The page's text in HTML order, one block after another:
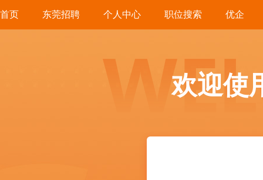
首页 东莞招聘 个人中心 职位搜索 优企
欢迎使